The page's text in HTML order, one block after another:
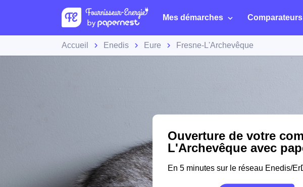
Mes démarches Comparateurs
Accueil Enedis Eure Fresne-L'Archevêque